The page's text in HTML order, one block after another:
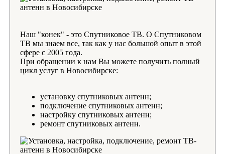
Наш "конек" - это Спутниковое ТВ. О Спутниковом
ТВ мы знаем все, так как у нас большой опыт в этой
сфере с 2005 года.
При обращении к нам Вы можете получить полный
цикл услуг в Новосибирске:
установку спутниковых антенн;
подключение спутниковых антенн;
настройку спутниковых антенн;
ремонт спутниковых антенн.